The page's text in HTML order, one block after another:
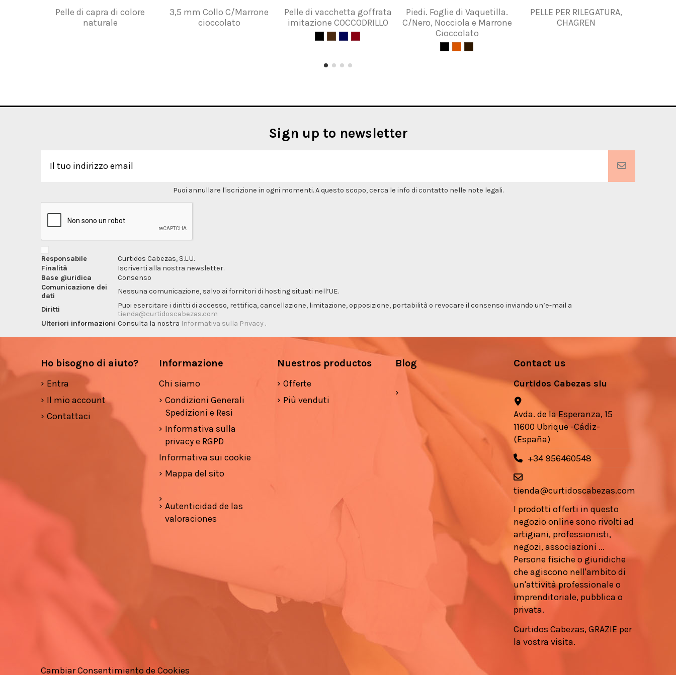
Pelle di capra di colore
naturale
3,5 mm Collo C/Marrone
cioccolato
Pelle di vacchetta goffrata
imitazione COCCODRILLO
Piedi. Foglie di Vaquetilla.
C/Nero, Nocciola e Marrone
Cioccolato
PELLE PER RILEGATURA,
CHAGREN
Sign up to newsletter
Puoi annullare l'iscrizione in ogni momenti. A questo scopo, cerca le info di contatto nelle note legali.
Responsabile
Curtidos Cabezas, S.L.U.
Finalità
Iscriverti alla nostra newsletter.
Base giuridica
Consenso
Comunicazione dei
dati
Nessuna comunicazione, salvo ai fornitori di hosting situati nell’UE.
Diritti
Puoi esercitare i diritti di accesso, rettifica, cancellazione, limitazione, opposizione, portabilità o revocare il consenso inviando un’e-mail a
tienda@curtidoscabezas.com
Ulteriori informazioni Consulta la nostra Informativa sulla Privacy .
Ho bisogno di aiuto?
Entra
Il mio account
Contattaci
Informazione
Chi siamo
Condizioni Generali
Spedizioni e Resi
Informativa sulla
privacy e RGPD
Informativa sui cookie
Mappa del sito
Autenticidad de las
valoraciones
Nuestros productos
Offerte
Più venduti
Blog Contact us
Curtidos Cabezas slu
Avda. de la Esperanza, 15
11600 Ubrique -Cádiz-
(España)
+34 956460548
tienda@curtidoscabezas.com
I prodotti offerti in questo
negozio online sono rivolti ad
artigiani, professionisti,
negozi, associazioni ...
Persone fisiche o giuridiche
che agiscono nell'ambito di
un'attività professionale o
imprenditoriale, pubblica o
privata.
Curtidos Cabezas, GRAZIE per
la vostra visita.
Cambiar Consentimiento de Cookies